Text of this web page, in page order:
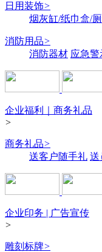
日用装饰>
烟灰缸/纸巾盒/
消防用品>
消防器材 应急警
企业福利｜商务礼品
>
商务礼品>
送客户随手礼 送
企业印务 | 广告宣传
>
雕刻标牌>